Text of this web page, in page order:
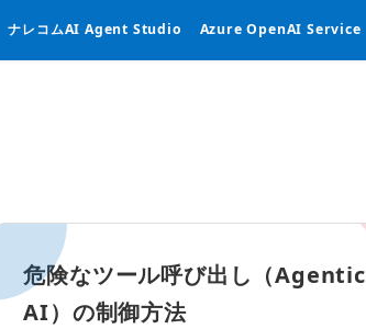
ナレコムAI Agent Studio Azure OpenAI Service
危険なツール呼び出し（Agentic
AI）の制御方法